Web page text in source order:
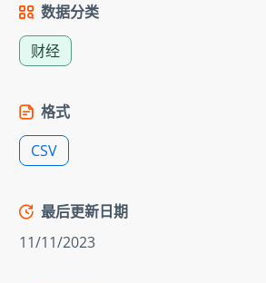
数据分类
财经
格式
CSV
最后更新日期
11/11/2023